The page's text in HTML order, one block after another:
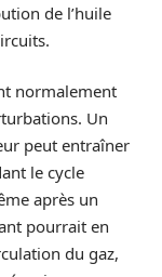
de l’huile
normalement
Un
peut entraîner
le cycle
après un
pourrait en
du gaz,